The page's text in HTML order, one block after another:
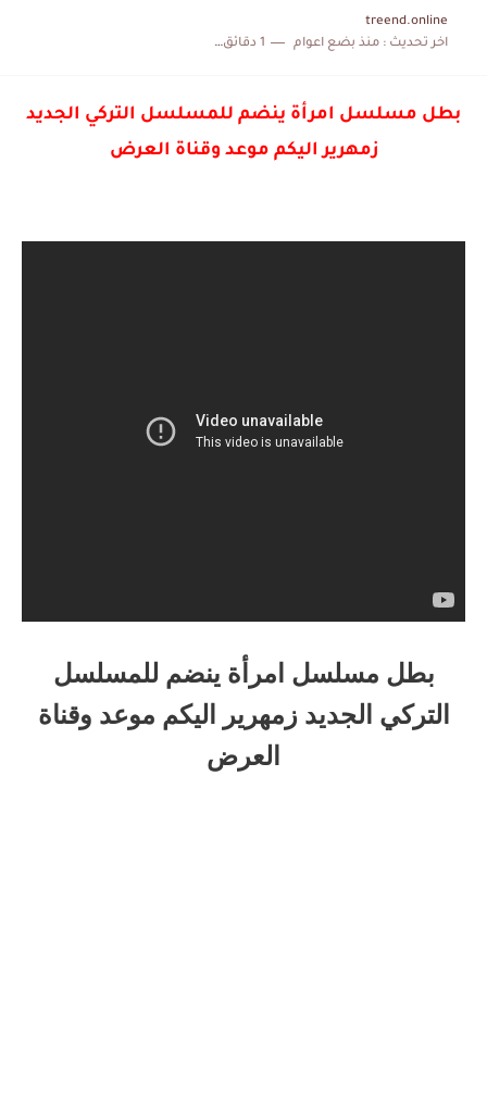
treend.online
اخر تحديث :منذ بضع اعوام 1 دقائق للقراءة
بطل مسلسل امرأة ينضم للمسلسل التركي الجديد
زمهرير اليكم موعد وقناة العرض
بطل مسلسل امرأة ينضم للمسلسل
التركي الجديد زمهرير اليكم موعد وقناة
العرض